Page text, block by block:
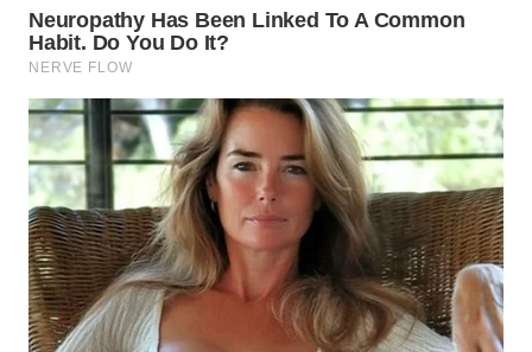
WN
NIAS
WN
LANGKAT
WN
TAPANULI
SELATAN
WN
TANJUNG